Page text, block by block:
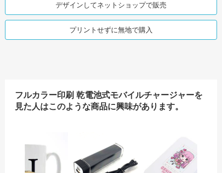
デザインしてネットショップで販売
プリントせずに無地で購入
フルカラー印刷 乾電池式モバイルチャージャーを
見た人はこのような商品に興味があります。